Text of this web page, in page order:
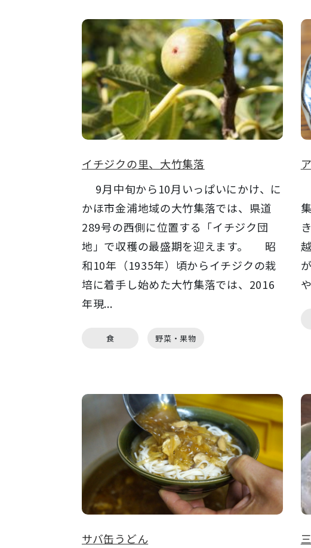
イチジクの里、大竹集落
9月中旬から10月いっぱいにかけ、に
かほ市金浦地域の大竹集落では、県道
289号の西側に位置する「イチジク団
地」で収穫の最盛期を迎えます。 昭
和10年（1935年）頃からイチジクの栽
培に着手し始めた大竹集落では、2016
年現...
食 野菜・果物
サバ缶うどん